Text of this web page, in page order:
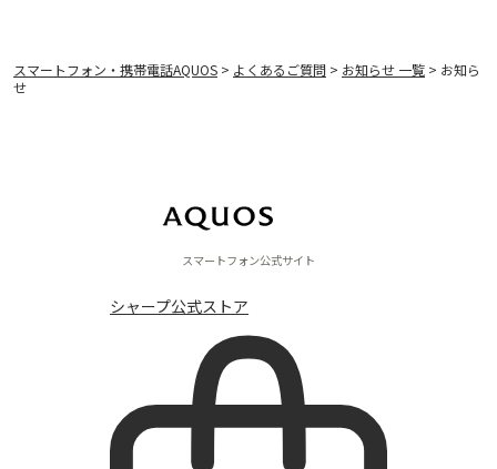
スマートフォン・携帯電話AQUOS > よくあるご質問 > お知らせ 一覧 > お知ら
せ
スマートフォン公式サイト
シャープ公式ストア